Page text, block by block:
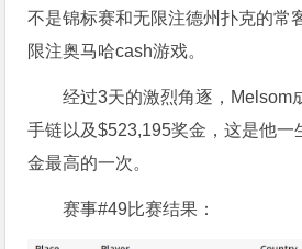
不是锦标赛和无限注德州扑克的常
限注奥马哈cash游戏。
经过3天的激烈角逐，Melsom
手链以及$523,195奖金，这是他一
金最高的一次。
赛事#49比赛结果：